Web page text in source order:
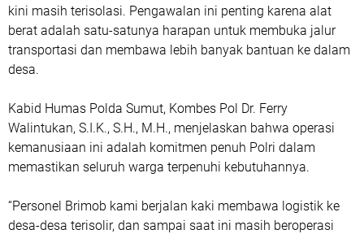
kini masih terisolasi. Pengawalan ini penting karena alat
berat adalah satu-satunya harapan untuk membuka jalur
transportasi dan membawa lebih banyak bantuan ke dalam
desa.
Kabid Humas Polda Sumut, Kombes Pol Dr. Ferry
Walintukan, S.I.K., S.H., M.H., menjelaskan bahwa operasi
kemanusiaan ini adalah komitmen penuh Polri dalam
memastikan seluruh warga terpenuhi kebutuhannya.
“Personel Brimob kami berjalan kaki membawa logistik ke
desa-desa terisolir, dan sampai saat ini masih beroperasi